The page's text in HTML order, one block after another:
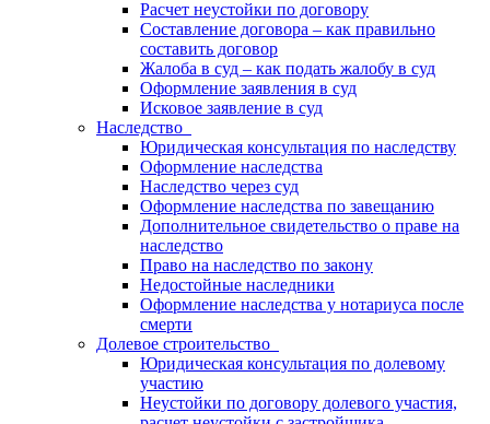
Расчет неустойки по договору
Составление договора – как правильно
составить договор
Жалоба в суд – как подать жалобу в суд
Оформление заявления в суд
Исковое заявление в суд
Наследство
Юридическая консультация по наследству
Оформление наследства
Наследство через суд
Оформление наследства по завещанию
Дополнительное свидетельство о праве на
наследство
Право на наследство по закону
Недостойные наследники
Оформление наследства у нотариуса после
смерти
Долевое строительство
Юридическая консультация по долевому
участию
Неустойки по договору долевого участия,